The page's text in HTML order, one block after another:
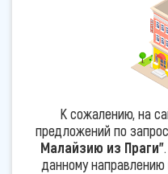
К сожалению, на
предложений по
Малайзию из Праги"
данному